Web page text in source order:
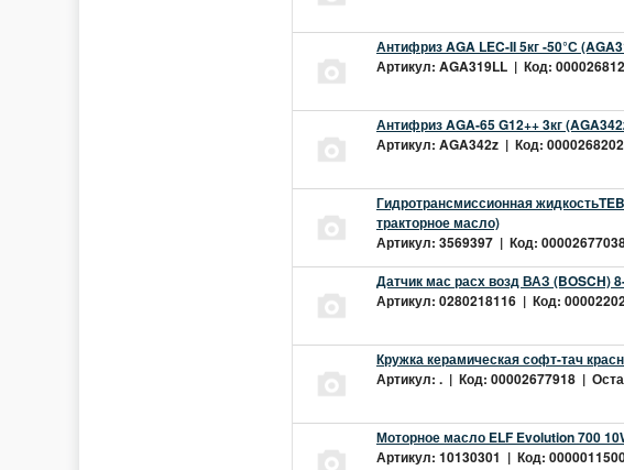
Антифриз AGA LEC-II 5кг -50°С
Артикул: AGA319LL | Код:
Антифриз AGA-65 G12++ 3кг
Артикул: AGA342z | Код:
Гидротрансмиссионная
тракторное масло)
Артикул: 3569397 | Код:
Датчик мас расх возд ВАЗ (BOSCH)
Артикул: 0280218116 | Код:
Кружка керамическая софт-тач
Артикул: . | Код: 00002677918 |
Моторное масло ELF Evolution 700
Артикул: 10130301 | Код: